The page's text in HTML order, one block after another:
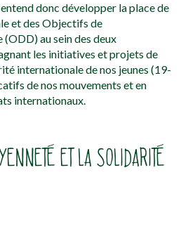
donc développer la place de
et des Objectifs de
au sein des deux
les initiatives et projets de
internationale de nos jeunes (19-
de nos mouvements et en
internationaux.
ET LA SOLIDARITÉ